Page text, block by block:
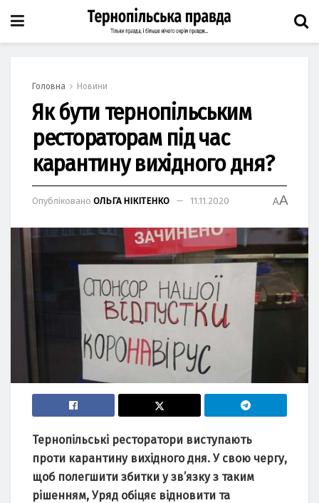
Головна Новини
Як бути тернопільським
рестораторам під час
карантину вихідного дня?
Опубліковано ОЛЬГА НІКІТЕНКО 11.11.2020 AA
Тернопільські ресторатори виступають
проти карантину вихідного дня. У свою чергу,
щоб полегшити збитки у зв’язку з таким
рішенням, Уряд обіцяє відновити та